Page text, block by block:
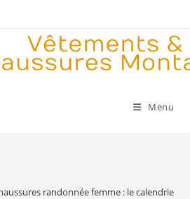
Menu
randonnée femme : le calendrier